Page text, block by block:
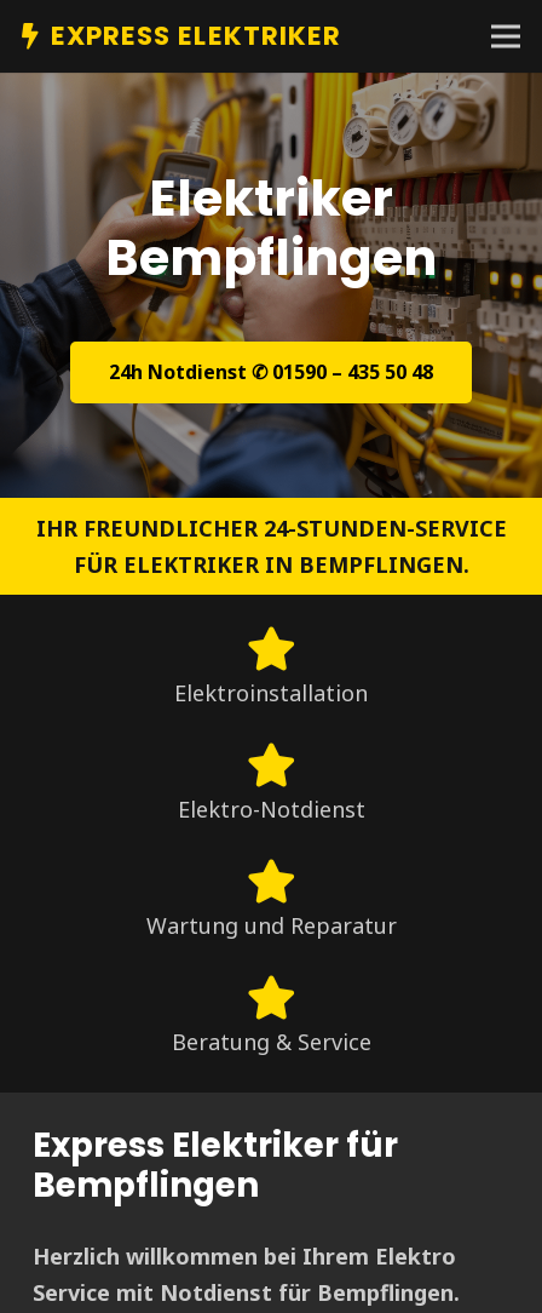
EXPRESS ELEKTRIKER
Elektriker
Bempflingen
24h Notdienst ✆ 01590 – 435 50 48
IHR FREUNDLICHER 24-STUNDEN-SERVICE
FÜR ELEKTRIKER IN BEMPFLINGEN.
Elektroinstallation
Elektro-Notdienst
Wartung und Reparatur
Beratung & Service
Express Elektriker für
Bempflingen
Herzlich willkommen bei Ihrem Elektro
Service mit Notdienst für Bempflingen.